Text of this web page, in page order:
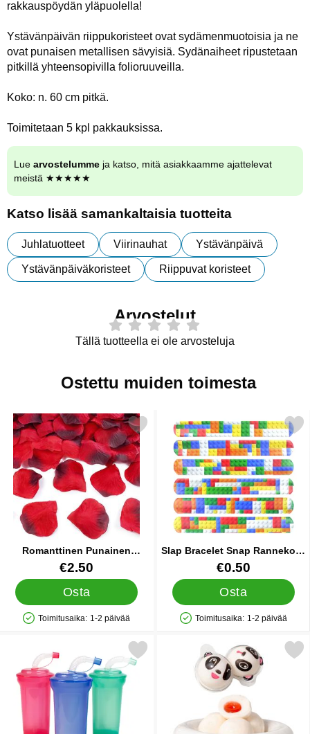
rakkauspöydän yläpuolella!
Ystävänpäivän riippukoristeet ovat sydämenmuotoisia ja ne
ovat punaisen metallisen sävyisiä. Sydänaiheet ripustetaan
pitkillä yhteensopivilla folioruuveilla.
Koko: n. 60 cm pitkä.
Toimitetaan 5 kpl pakkauksissa.
Lue arvostelumme ja katso, mitä asiakkaamme ajattelevat
meistä ★★★★★
Katso lisää samankaltaisia tuotteita
Juhlatuotteet Viirinauhat Ystävänpäivä
Ystävänpäiväkoristeet Riippuvat koristeet
Arvostelut
Tällä tuotteella ei ole arvosteluja
Ostettu muiden toimesta
Romanttinen Punainen
Konfetti Ruusun Terälehti
Tuote.nro 12387
€2.50
Osta
Saatavuus: Varastossa
Toimitusaika: 1-2 päivää
romanttinen Punainen Konfetti Ruusun Terälehti suosikiksi
Slap Bracelet Snap Rannekoru
Brickz
Tuote.nro 40213
€0.50
Osta
Saatavuus: Varastossa
Toimitusaika: 1-2 päivää
Merkitse slap Bracelet Snap
Merkitse muki Pillillä suosikiksiMerkitse silmäkarkki